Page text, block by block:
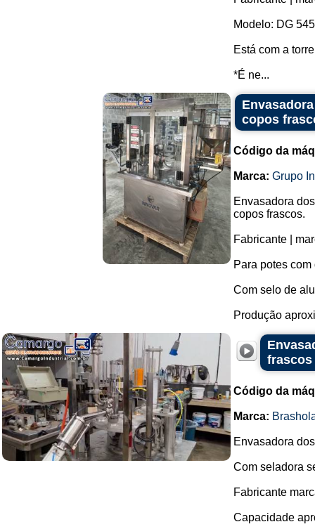
Modelo: DG
Está com a
*É ne...
copos
Código da
Marca: Grupo
Envasadora
copos frascos.
Fabricante |
Para potes
Com selo de
Produção
frascos
Código da
Marca:
Envasadora
Com seladora
Fabricante
Capacidade